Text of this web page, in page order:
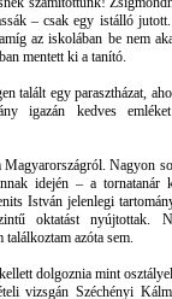
– csak egy istálló
az iskolában be nem
mentett ki a tanító.
talált egy parasztházat,
igazán kedves
Magyarországról. Nagyon
idején – a tornatanár
István jelenlegi
oktatást nyújtottak.
azóta sem.
dolgoznia mint
vizsgán Széchényi